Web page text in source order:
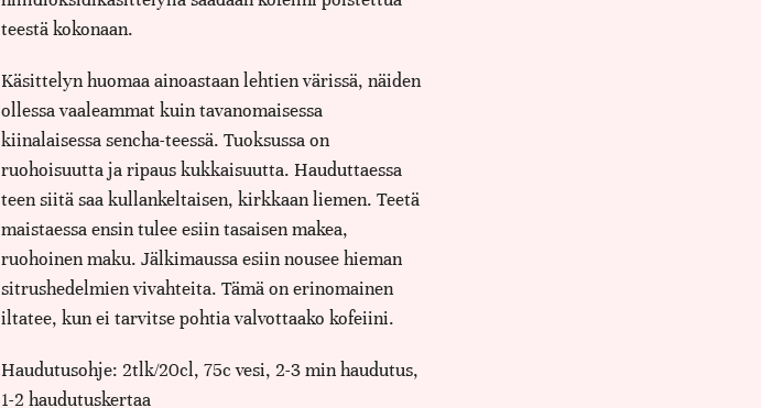
teestä kokonaan.
Käsittelyn huomaa ainoastaan lehtien värissä, näiden
ollessa vaaleammat kuin tavanomaisessa
kiinalaisessa sencha-teessä. Tuoksussa on
ruohoisuutta ja ripaus kukkaisuutta. Hauduttaessa
teen siitä saa kullankeltaisen, kirkkaan liemen. Teetä
maistaessa ensin tulee esiin tasaisen makea,
ruohoinen maku. Jälkimaussa esiin nousee hieman
sitrushedelmien vivahteita. Tämä on erinomainen
iltatee, kun ei tarvitse pohtia valvottaako kofeiini.
Haudutusohje: 2tlk/20cl, 75c vesi, 2-3 min haudutus,
1-2 haudutuskertaa